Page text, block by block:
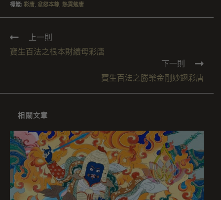
標籤: 彩唐 忿怒本尊 熱貢勉唐
上一則
寶生百法之根本財續母彩唐
下一則
寶生百法之勝樂金剛妙翅彩唐
相關文章